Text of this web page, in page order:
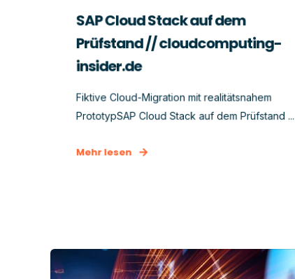
SAP Cloud Stack auf dem
Prüfstand // cloudcomputing-
insider.de
Fiktive Cloud-Migration mit realitätsnahem
PrototypSAP Cloud Stack auf dem Prüfstand ...
Mehr lesen